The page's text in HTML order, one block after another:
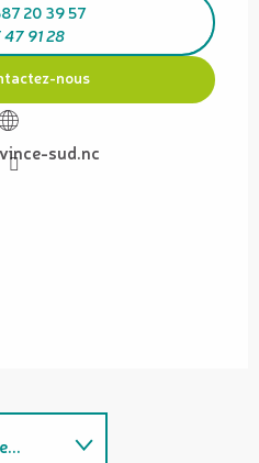
20 39 57
91 28
nous
sud.nc